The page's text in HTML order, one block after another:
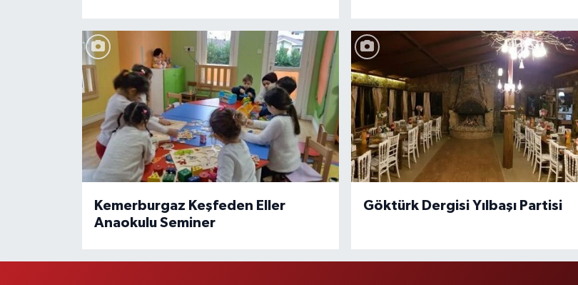
Kemerburgaz Keşfeden Eller
Anaokulu Seminer
Göktürk Dergisi Yılbaşı Partisi